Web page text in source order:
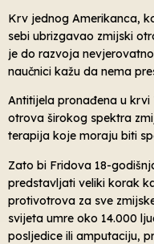
Krv jednog Amerikanca,
sebi ubrizgavao zmijski
je do razvoja
naučnici kažu da nema
Antitijela pronađena u
otrova širokog spektra
terapija koje moraju biti
Zato bi Fridova 18-
predstavljati veliki korak
protivotrova za sve
svijeta umre oko 14.000
posljedice ili amputaciju,